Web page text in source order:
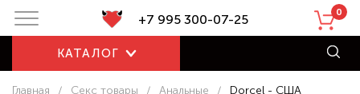
+7 995 300-07-25 0
КАТАЛОГ
Главная / Секс товары / Анальные / Dorcel - США